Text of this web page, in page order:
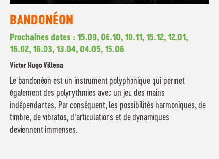
BANDONÉON
Prochaines dates : 15.09, 06.10, 10.11, 15.12, 12.01,
16.02, 16.03, 13.04, 04.05, 15.06
Victor Hugo Villena
Le bandonéon est un instrument polyphonique qui permet
également des polyrythmies avec un jeu des mains
indépendantes. Par conséquent, les possibilités harmoniques, de
timbre, de vibratos, d’articulations et de dynamiques
deviennent immenses.